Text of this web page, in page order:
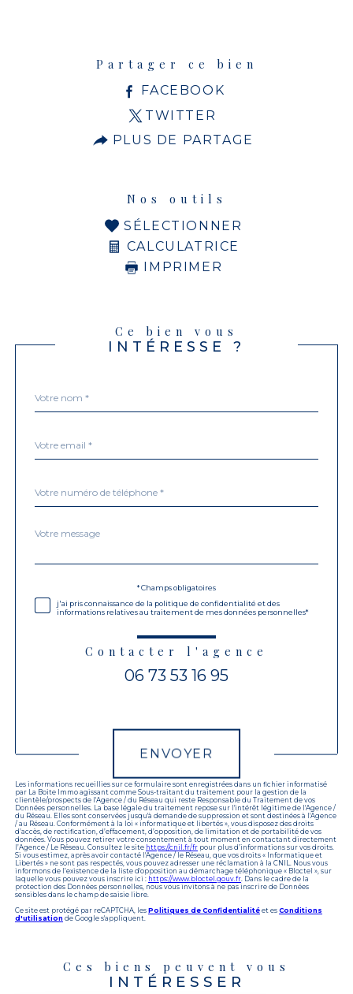
Partager ce bien
FACEBOOK
TWITTER
PLUS DE PARTAGE
Nos outils
SÉLECTIONNER
CALCULATRICE
IMPRIMER
Ce bien vous
INTÉRESSE ?
par
*
*
*
Fieldset
Message
*
* Champs obligatoires
j'ai pris connaissance de la politique de confidentialité et des
informations relatives au traitement de mes données personnelles*
Contacter l'agence
06 73 53 16 95
ENVOYER
Les informations recueillies sur ce formulaire sont enregistrées dans un fichier informatisé
par La Boite Immo agissant comme Sous-traitant du traitement pour la gestion de la
clientèle/prospects de l'Agence / du Réseau qui reste Responsable du Traitement de vos
Données personnelles. La base légale du traitement repose sur l'intérêt légitime de l'Agence /
du Réseau. Elles sont conservées jusqu'à demande de suppression et sont destinées à l'Agence
/ au Réseau. Conformément à la loi « informatique et libertés », vous disposez des droits
d’accès, de rectification, d’effacement, d’opposition, de limitation et de portabilité de vos
données. Vous pouvez retirer votre consentement à tout moment en contactant directement
l’Agence / Le Réseau. Consultez le site https://cnil.fr/fr pour plus d’informations sur vos droits.
Si vous estimez, après avoir contacté l'Agence / le Réseau, que vos droits « Informatique et
Libertés » ne sont pas respectés, vous pouvez adresser une réclamation à la CNIL. Nous vous
informons de l’existence de la liste d'opposition au démarchage téléphonique « Bloctel », sur
laquelle vous pouvez vous inscrire ici : https://www.bloctel.gouv.fr . Dans le cadre de la
protection des Données personnelles, nous vous invitons à ne pas inscrire de Données
sensibles dans le champ de saisie libre.
Ce site est protégé par reCAPTCHA, les Politiques de Confidentialité et es Conditions
d'utilisation de Google s'appliquent.
Ces biens peuvent vous
INTÉRESSER